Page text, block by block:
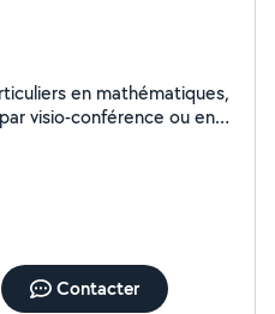
visio-conférence ou en
Contacter